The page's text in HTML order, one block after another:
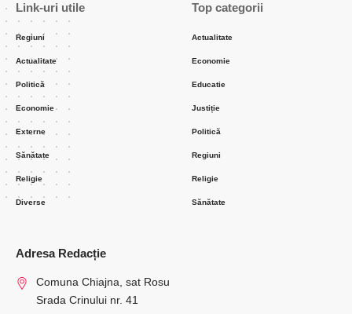
Link-uri utile
Regiuni
Actualitate
Politică
Economie
Externe
Sănătate
Religie
Diverse
Top categorii
Actualitate
Economie
Educatie
Justiție
Politică
Regiuni
Religie
Sănătate
Adresa Redacție
Comuna Chiajna, sat Rosu
Srada Crinului nr. 41